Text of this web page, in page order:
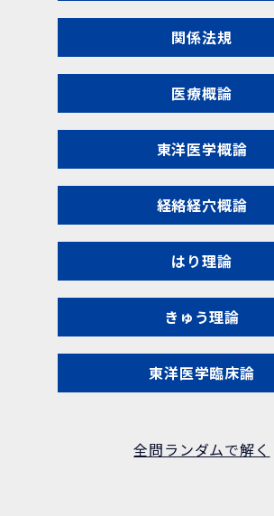
関係法規
医療概論
東洋医学概論
経絡経穴概論
はり理論
きゅう理論
東洋医学臨床論
全問ランダムで解く